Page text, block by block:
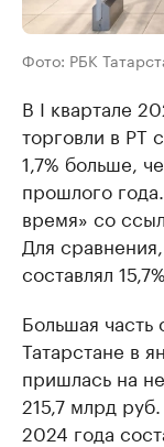
Фото: РБК
В I квартале
торговли в РТ
1,7% больше,
прошлого
время» со
Для
составлял 15,7%.
Большая часть
Татарстане в
пришлась на
215,7 млрд
2024 года